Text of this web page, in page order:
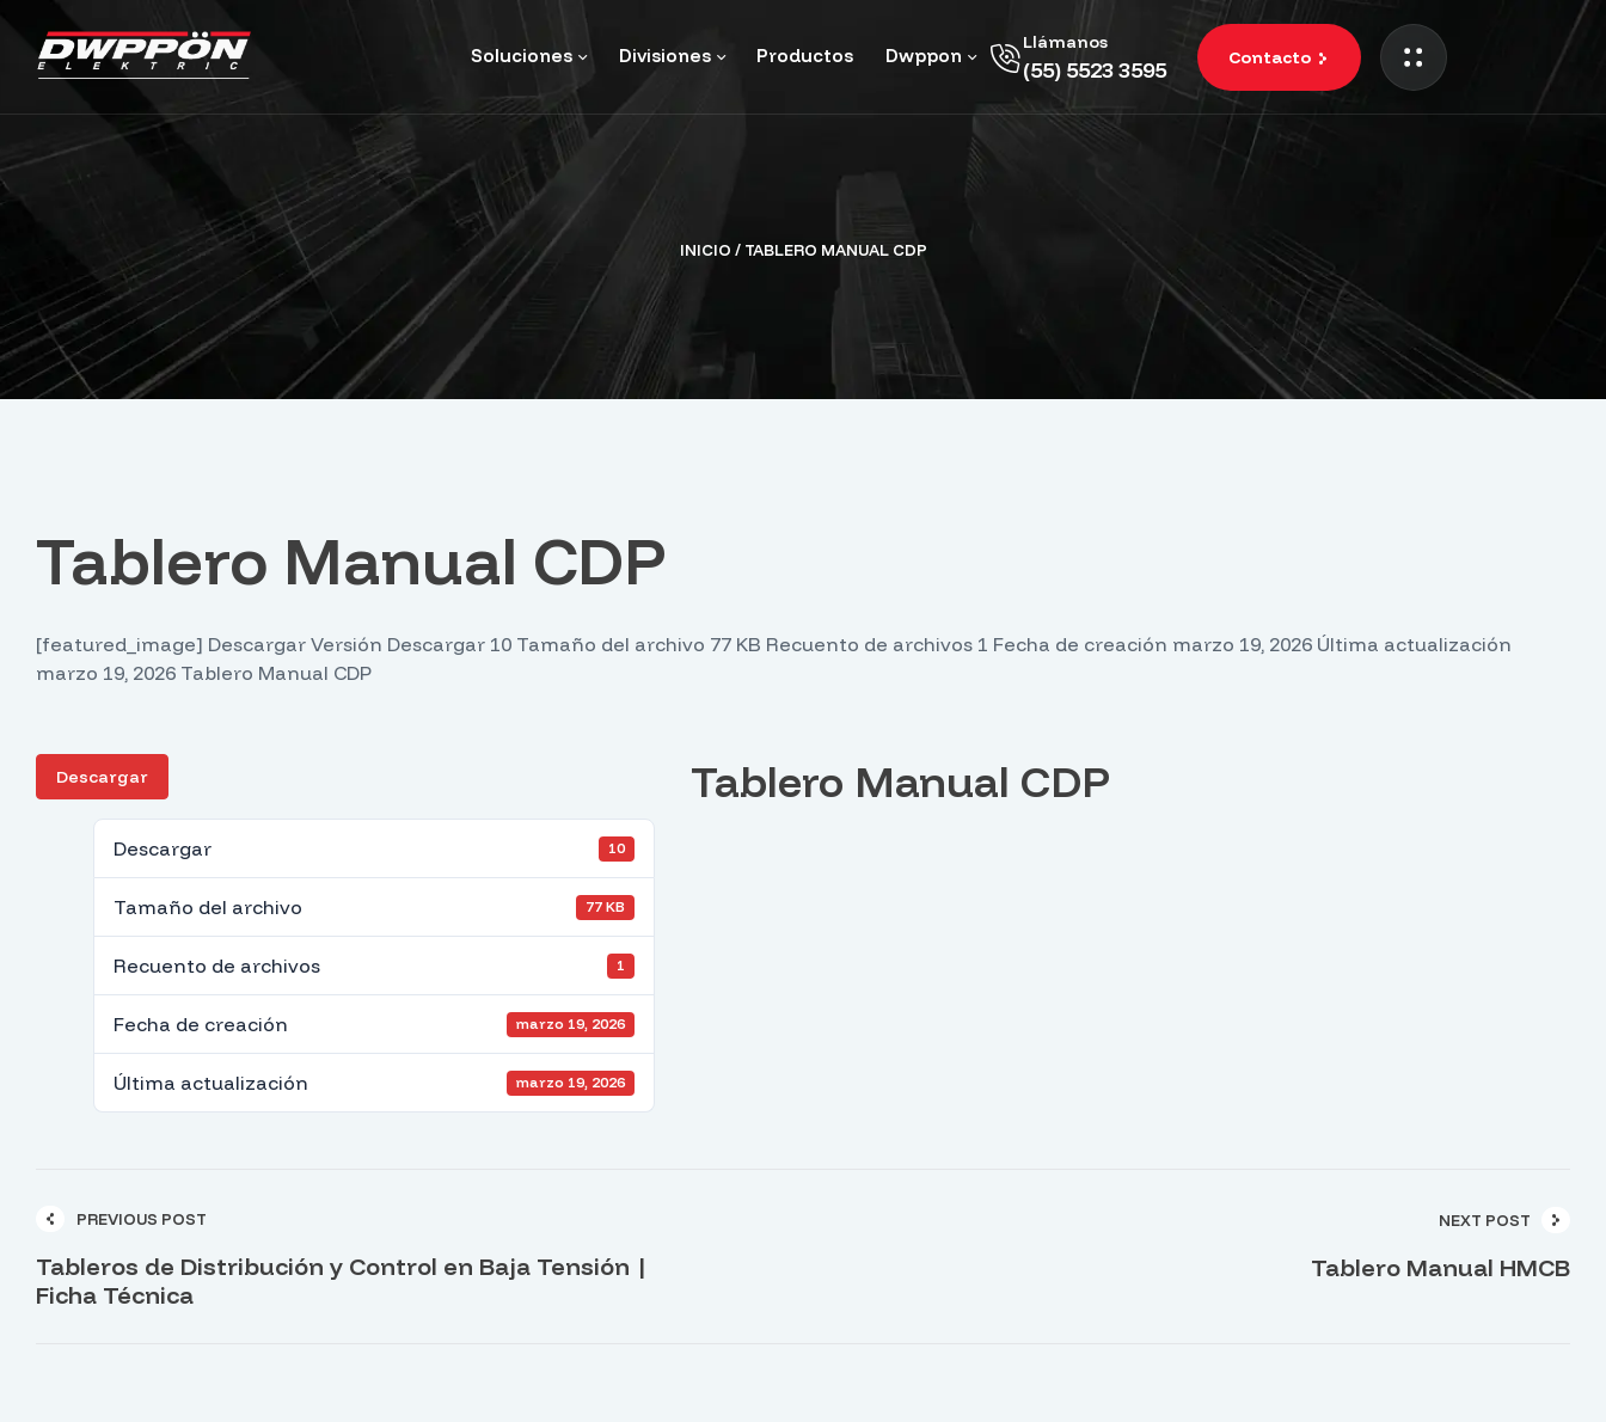
Soluciones Divisiones Productos Dwppon
Llámanos
(55) 5523 3595 Contacto
INICIO / TABLERO MANUAL CDP
Tablero Manual CDP
[featured_image] Descargar Versión Descargar 10 Tamaño del archivo 77 KB Recuento de archivos 1 Fecha de creación marzo 19, 2026 Última actualización
marzo 19, 2026 Tablero Manual CDP
Descargar
Descargar 10
Tamaño del archivo 77 KB
Recuento de archivos 1
Fecha de creación marzo 19, 2026
Última actualización marzo 19, 2026
Tablero Manual CDP
PREVIOUS POST
Tableros de Distribución y Control en Baja Tensión |
Ficha Técnica
NEXT POST
Tablero Manual HMCB